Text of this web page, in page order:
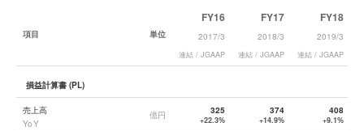
項目 単位
FY16
2017/3
連結 / JGAAP
FY17
2018/3
連結 / JGAAP
FY18
2019/3
連結 / JGAAP
損益計算書 (PL)
売上高
YoY
億円 325
+22.3%
374
+14.9%
408
+9.1%